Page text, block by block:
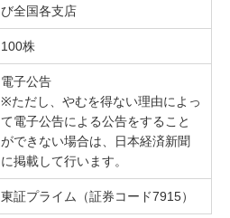
び全国各支店
100株
電子公告
※ただし、やむを得ない理由によっ
て電子公告による公告をすること
ができない場合は、日本経済新聞
に掲載して行います。
東証プライム（証券コード7915）